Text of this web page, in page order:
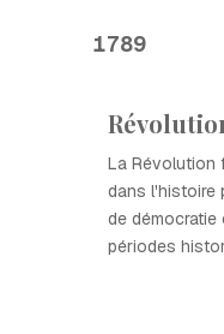
1789
La Révolution
dans l'histoire
de démocratie
périodes